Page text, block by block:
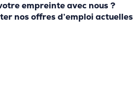
empreinte avec nous ?
nos offres d’emploi